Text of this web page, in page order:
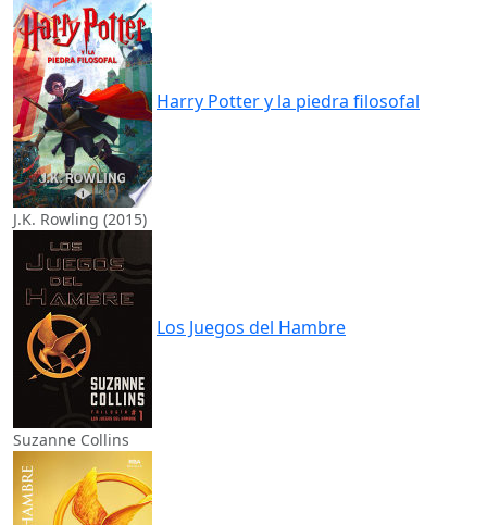
Harry Potter y la piedra filosofal
J.K. Rowling (2015)
Los Juegos del Hambre
Suzanne Collins